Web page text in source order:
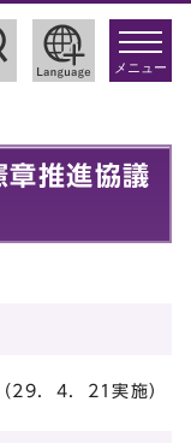
toggle
メニュー
推進協議
29．4．21実施）